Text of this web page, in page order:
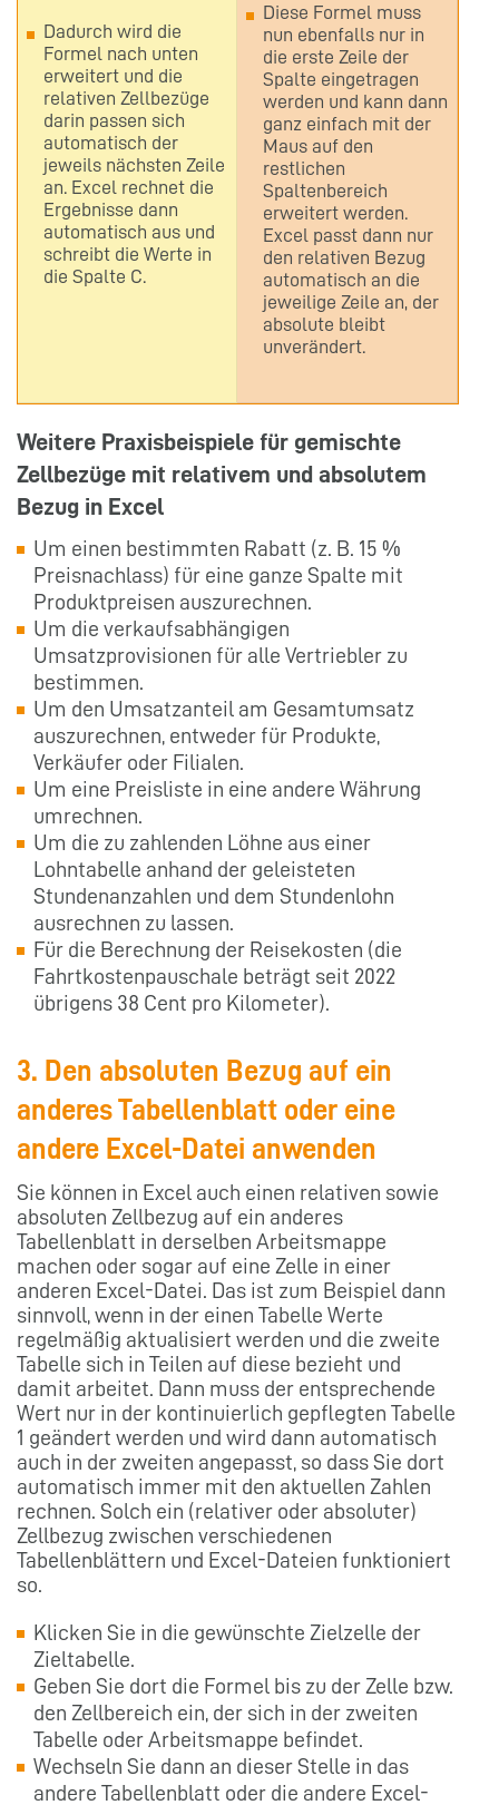
Dadurch wird die
Formel nach unten
erweitert und die
relativen Zellbezüge
darin passen sich
automatisch der
jeweils nächsten Zeile
an. Excel rechnet die
Ergebnisse dann
automatisch aus und
schreibt die Werte in
die Spalte C.
Diese Formel muss
nun ebenfalls nur in
die erste Zeile der
Spalte eingetragen
werden und kann dann
ganz einfach mit der
Maus auf den
restlichen
Spaltenbereich
erweitert werden.
Excel passt dann nur
den relativen Bezug
automatisch an die
jeweilige Zeile an, der
absolute bleibt
unverändert.
Weitere Praxisbeispiele für gemischte
Zellbezüge mit relativem und absolutem
Bezug in Excel
Um einen bestimmten Rabatt (z. B. 15 %
Preisnachlass) für eine ganze Spalte mit
Produktpreisen auszurechnen.
Um die verkaufsabhängigen
Umsatzprovisionen für alle Vertriebler zu
bestimmen.
Um den Umsatzanteil am Gesamtumsatz
auszurechnen, entweder für Produkte,
Verkäufer oder Filialen.
Um eine Preisliste in eine andere Währung
umrechnen.
Um die zu zahlenden Löhne aus einer
Lohntabelle anhand der geleisteten
Stundenanzahlen und dem Stundenlohn
ausrechnen zu lassen.
Für die Berechnung der Reisekosten (die
Fahrtkostenpauschale beträgt seit 2022
übrigens 38 Cent pro Kilometer).
3. Den absoluten Bezug auf ein
anderes Tabellenblatt oder eine
andere Excel-Datei anwenden
Sie können in Excel auch einen relativen sowie
absoluten Zellbezug auf ein anderes
Tabellenblatt in derselben Arbeitsmappe
machen oder sogar auf eine Zelle in einer
anderen Excel-Datei. Das ist zum Beispiel dann
sinnvoll, wenn in der einen Tabelle Werte
regelmäßig aktualisiert werden und die zweite
Tabelle sich in Teilen auf diese bezieht und
damit arbeitet. Dann muss der entsprechende
Wert nur in der kontinuierlich gepflegten Tabelle
1 geändert werden und wird dann automatisch
auch in der zweiten angepasst, so dass Sie dort
automatisch immer mit den aktuellen Zahlen
rechnen. Solch ein (relativer oder absoluter)
Zellbezug zwischen verschiedenen
Tabellenblättern und Excel-Dateien funktioniert
so.
Klicken Sie in die gewünschte Zielzelle der
Zieltabelle.
Geben Sie dort die Formel bis zu der Zelle bzw.
den Zellbereich ein, der sich in der zweiten
Tabelle oder Arbeitsmappe befindet.
Wechseln Sie dann an dieser Stelle in das
andere Tabellenblatt oder die andere Excel-